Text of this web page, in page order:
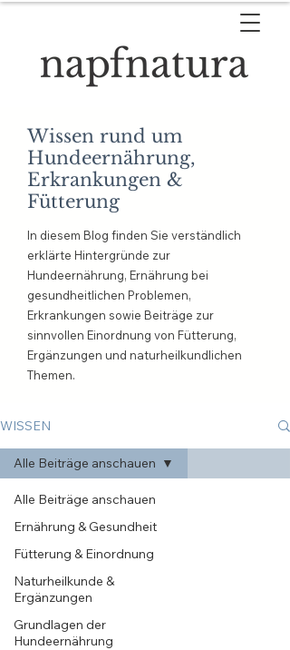
Wissen rund um
Hundeernährung,
Erkrankungen &
Fütterung
In diesem Blog finden Sie verständlich
erklärte Hintergründe zur
Hundeernährung, Ernährung bei
gesundheitlichen Problemen,
Erkrankungen sowie Beiträge zur
sinnvollen Einordnung von Fütterung,
Ergänzungen und naturheilkundlichen
Themen.
WISSEN
Alle Beiträge anschauen
Ernährung & Gesundheit
Fütterung & Einordnung
Naturheilkunde &
Ergänzungen
Grundlagen der
Hundeernährung
Alle Beiträge anschauen